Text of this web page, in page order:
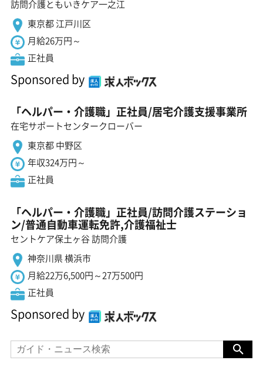
訪問介護ともいきケア一之江
東京都 江戸川区
月給26万円～
正社員
Sponsored by
「ヘルパー・介護職」正社員/居宅介護支援事業所
在宅サポートセンタークローバー
東京都 中野区
年収324万円～
正社員
「ヘルパー・介護職」正社員/訪問介護ステーショ
ン/普通自動車運転免許,介護福祉士
セントケア保土ヶ谷 訪問介護
神奈川県 横浜市
月給22万6,500円～27万500円
正社員
Sponsored by